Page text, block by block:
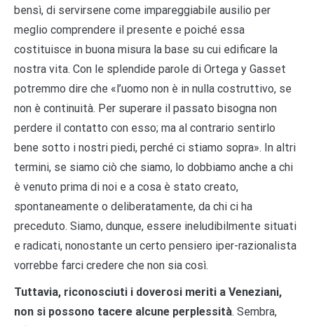
bensì, di servirsene come impareggiabile ausilio per
meglio comprendere il presente e poiché essa
costituisce in buona misura la base su cui edificare la
nostra vita. Con le splendide parole di Ortega y Gasset
potremmo dire che «l’uomo non è in nulla costruttivo, se
non è continuità. Per superare il passato bisogna non
perdere il contatto con esso; ma al contrario sentirlo
bene sotto i nostri piedi, perché ci stiamo sopra». In altri
termini, se siamo ciò che siamo, lo dobbiamo anche a chi
è venuto prima di noi e a cosa è stato creato,
spontaneamente o deliberatamente, da chi ci ha
preceduto. Siamo, dunque, essere ineludibilmente situati
e radicati, nonostante un certo pensiero iper-razionalista
vorrebbe farci credere che non sia così.
Tuttavia, riconosciuti i doverosi meriti a Veneziani,
non si possono tacere alcune perplessità. Sembra,